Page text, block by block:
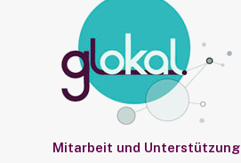
Mitarbeit und Unterstützung